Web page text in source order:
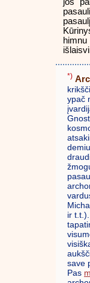
jos
*)
ypač
ir
save
Pas